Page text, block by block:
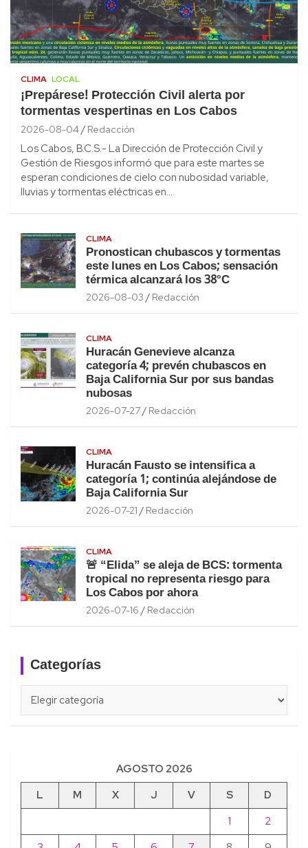
CLIMA LOCAL
¡Prepárese! Protección Civil alerta por
tormentas vespertinas en Los Cabos
2026-08-04 Redacción
Los Cabos, B.C.S.- La Dirección de Protección Civil y
Gestión de Riesgos informó que para este martes se
esperan condiciones de cielo con nubosidad variable,
lluvias y tormentas eléctricas en…
CLIMA
Pronostican chubascos y tormentas
este lunes en Los Cabos; sensación
térmica alcanzará los 38°C
2026-08-03 Redacción
CLIMA
Huracán Genevieve alcanza
categoría 4; prevén chubascos en
Baja California Sur por sus bandas
nubosas
2026-07-27 Redacción
CLIMA
Huracán Fausto se intensifica a
categoría 1; continúa alejándose de
Baja California Sur
2026-07-21 Redacción
CLIMA
🚨 “Elida” se aleja de BCS: tormenta
tropical no representa riesgo para
Los Cabos por ahora
2026-07-16 Redacción
Categorías
AGOSTO 2026
L
M X J V S
D
1
2